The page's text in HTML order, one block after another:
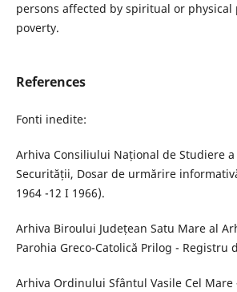
persons affected by spiritual or physical
poverty.
References
Fonti inedite:
Arhiva Consiliului Național de Studiere
Securității, Dosar de urmărire
1964 -12 I 1966).
Arhiva Biroului Județean Satu Mare al
Parohia Greco-Catolică Prilog - Registru
Arhiva Ordinului Sfântul Vasile Cel Mare